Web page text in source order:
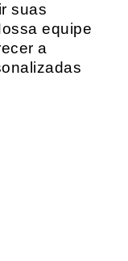
suas
equipe
a